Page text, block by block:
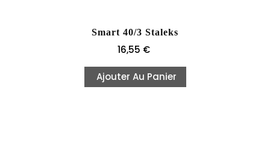
Smart 40/3 Staleks
Prix
16,55 €
Ajouter Au Panier